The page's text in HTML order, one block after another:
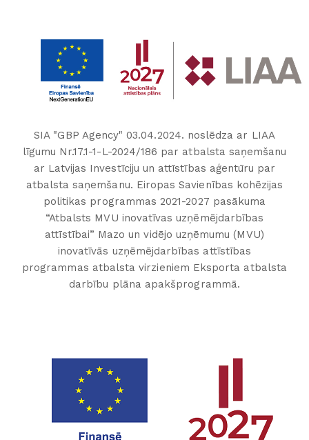
SIA "GBP Agency" 03.04.2024. noslēdza ar LIAA
līgumu Nr.17.1-1-L-2024/186 par atbalsta saņemšanu
ar Latvijas Investīciju un attīstības aģentūru par
atbalsta saņemšanu. Eiropas Savienības kohēzijas
politikas programmas 2021-2027 pasākuma
“Atbalsts MVU inovatīvas uzņēmējdarbības
attīstībai” Mazo un vidējo uzņēmumu (MVU)
inovatīvās uzņēmējdarbības attīstības
programmas atbalsta virzieniem Eksporta atbalsta
darbību plāna apakšprogrammā.